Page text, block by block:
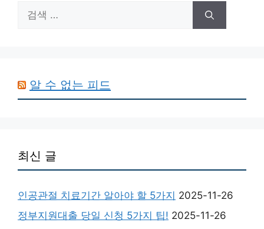
색:
알 수 없는 피드
최신 글
인공관절 치료기간 알아야 할 5가지 2025-11-26
정부지원대출 당일 신청 5가지 팁! 2025-11-26